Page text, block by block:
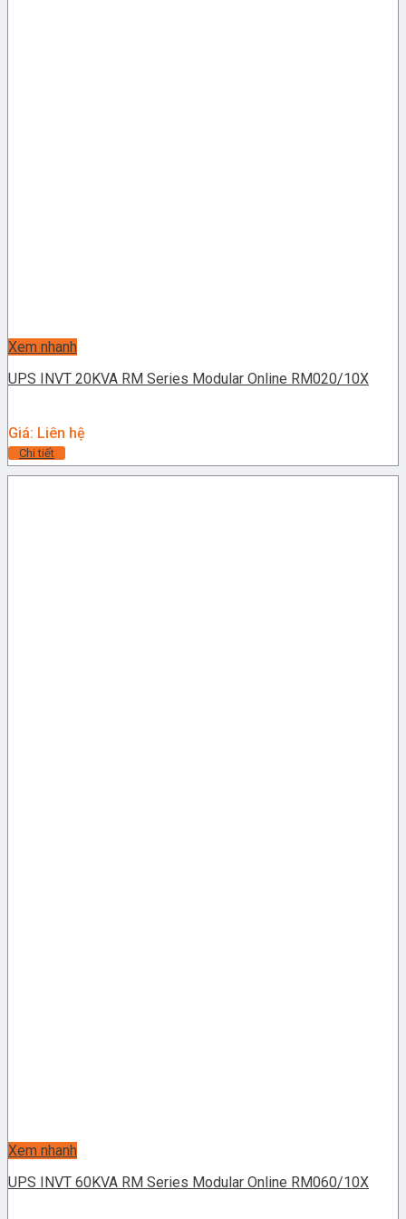
Xem nhanh
UPS INVT 20KVA RM Series Modular Online RM020/10X
Giá: Liên hệ
Chi tiết
Xem nhanh
UPS INVT 60KVA RM Series Modular Online RM060/10X